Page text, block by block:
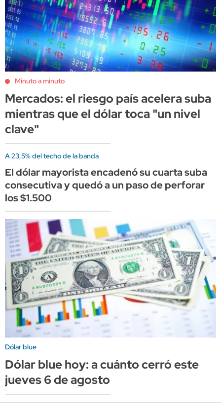
Minuto a minuto
Mercados: el riesgo país acelera suba
mientras que el dólar toca "un nivel
clave"
A 23,5% del techo de la banda
El dólar mayorista encadenó su cuarta suba
consecutiva y quedó a un paso de perforar
los $1.500
Dólar blue
Dólar blue hoy: a cuánto cerró este
jueves 6 de agosto